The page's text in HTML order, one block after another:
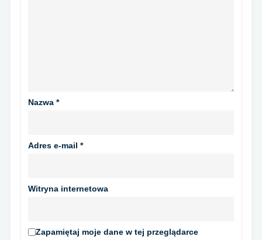
Nazwa *
Adres e-mail *
Witryna internetowa
Zapamiętaj moje dane w tej przeglądarce